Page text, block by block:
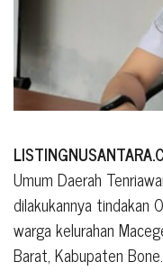
Umum Daerah
dilakukannya tindakan
warga kelurahan
Barat, Kabupaten Bone.